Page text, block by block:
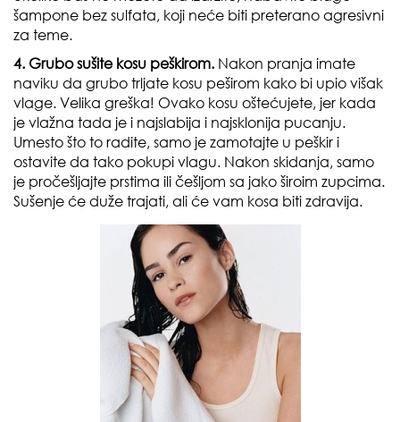
šampone bez sulfata, koji neće biti preterano agresivni
za teme.
4. Grubo sušite kosu peškirom. Nakon pranja imate
naviku da grubo trljate kosu peširom kako bi upio višak
vlage. Velika greška! Ovako kosu oštećujete, jer kada
je vlažna tada je i najslabija i najsklonija pucanju.
Umesto što to radite, samo je zamotajte u peškir i
ostavite da tako pokupi vlagu. Nakon skidanja, samo
je pročešljajte prstima ili češljom sa jako široim zupcima.
Sušenje će duže trajati, ali će vam kosa biti zdravija.